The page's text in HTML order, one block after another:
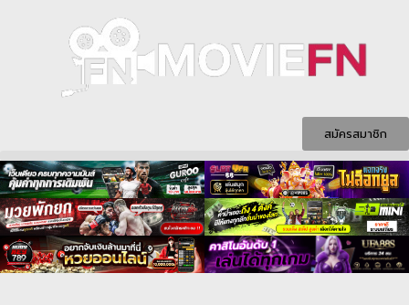
สมัครสมาชิก